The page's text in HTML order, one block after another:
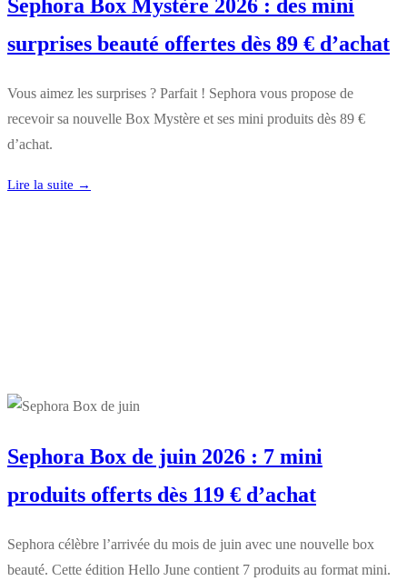
Sephora Box Mystère 2026 : des mini
surprises beauté offertes dès 89 € d’achat
Vous aimez les surprises ? Parfait ! Sephora vous propose de
recevoir sa nouvelle Box Mystère et ses mini produits dès 89 €
d’achat.
Lire la suite →
Sephora Box de juin 2026 : 7 mini
produits offerts dès 119 € d’achat
Sephora célèbre l’arrivée du mois de juin avec une nouvelle box
beauté. Cette édition Hello June contient 7 produits au format mini.